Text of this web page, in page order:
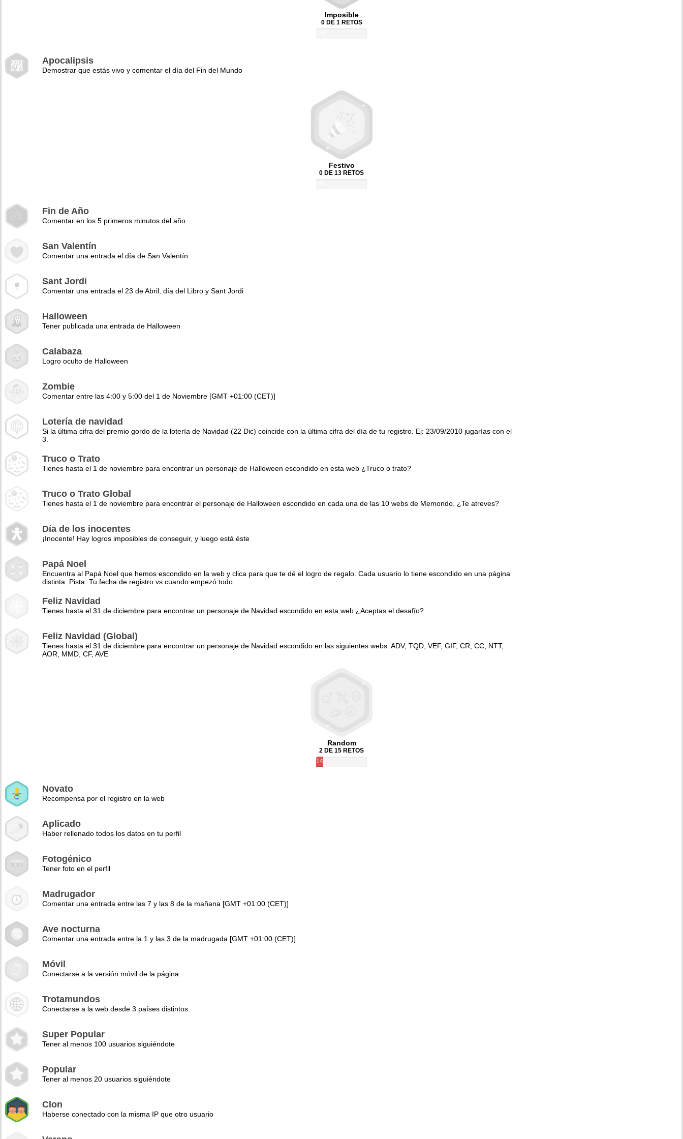
Imposible
0 DE 1 RETOS
Apocalipsis
Demostrar que estás vivo y comentar el día del Fin del Mundo
Festivo
0 DE 13 RETOS
Fin de Año
Comentar en los 5 primeros minutos del año
San Valentín
Comentar una entrada el día de San Valentín
Sant Jordi
Comentar una entrada el 23 de Abril, día del Libro y Sant Jordi
Halloween
Tener publicada una entrada de Halloween
Calabaza
Logro oculto de Halloween
Zombie
Comentar entre las 4:00 y 5:00 del 1 de Noviembre [GMT +01:00 (CET)]
Lotería de navidad
Si la última cifra del premio gordo de la lotería de Navidad (22 Dic) coincide con la última cifra del día de tu registro. Ej: 23/09/2010 jugarías con el
3.
Truco o Trato
Tienes hasta el 1 de noviembre para encontrar un personaje de Halloween escondido en esta web ¿Truco o trato?
Truco o Trato Global
Tienes hasta el 1 de noviembre para encontrar el personaje de Halloween escondido en cada una de las 10 webs de Memondo. ¿Te atreves?
Día de los inocentes
¡Inocente! Hay logros imposibles de conseguir, y luego está éste
Papá Noel
Encuentra al Papá Noel que hemos escondido en la web y clica para que te dé el logro de regalo. Cada usuario lo tiene escondido en una página
distinta. Pista: Tu fecha de registro vs cuando empezó todo
Feliz Navidad
Tienes hasta el 31 de diciembre para encontrar un personaje de Navidad escondido en esta web ¿Aceptas el desafío?
Feliz Navidad (Global)
Tienes hasta el 31 de diciembre para encontrar un personaje de Navidad escondido en las siguientes webs: ADV, TQD, VEF, GIF, CR, CC, NTT,
AOR, MMD, CF, AVE
Random
2 DE 15 RETOS
14%
Novato
Recompensa por el registro en la web
Aplicado
Haber rellenado todos los datos en tu perfil
Fotogénico
Tener foto en el perfil
Madrugador
Comentar una entrada entre las 7 y las 8 de la mañana [GMT +01:00 (CET)]
Ave nocturna
Comentar una entrada entre la 1 y las 3 de la madrugada [GMT +01:00 (CET)]
Móvil
Conectarse a la versión móvil de la página
Trotamundos
Conectarse a la web desde 3 países distintos
Super Popular
Tener al menos 100 usuarios siguiéndote
Popular
Tener al menos 20 usuarios siguiéndote
Clon
Haberse conectado con la misma IP que otro usuario